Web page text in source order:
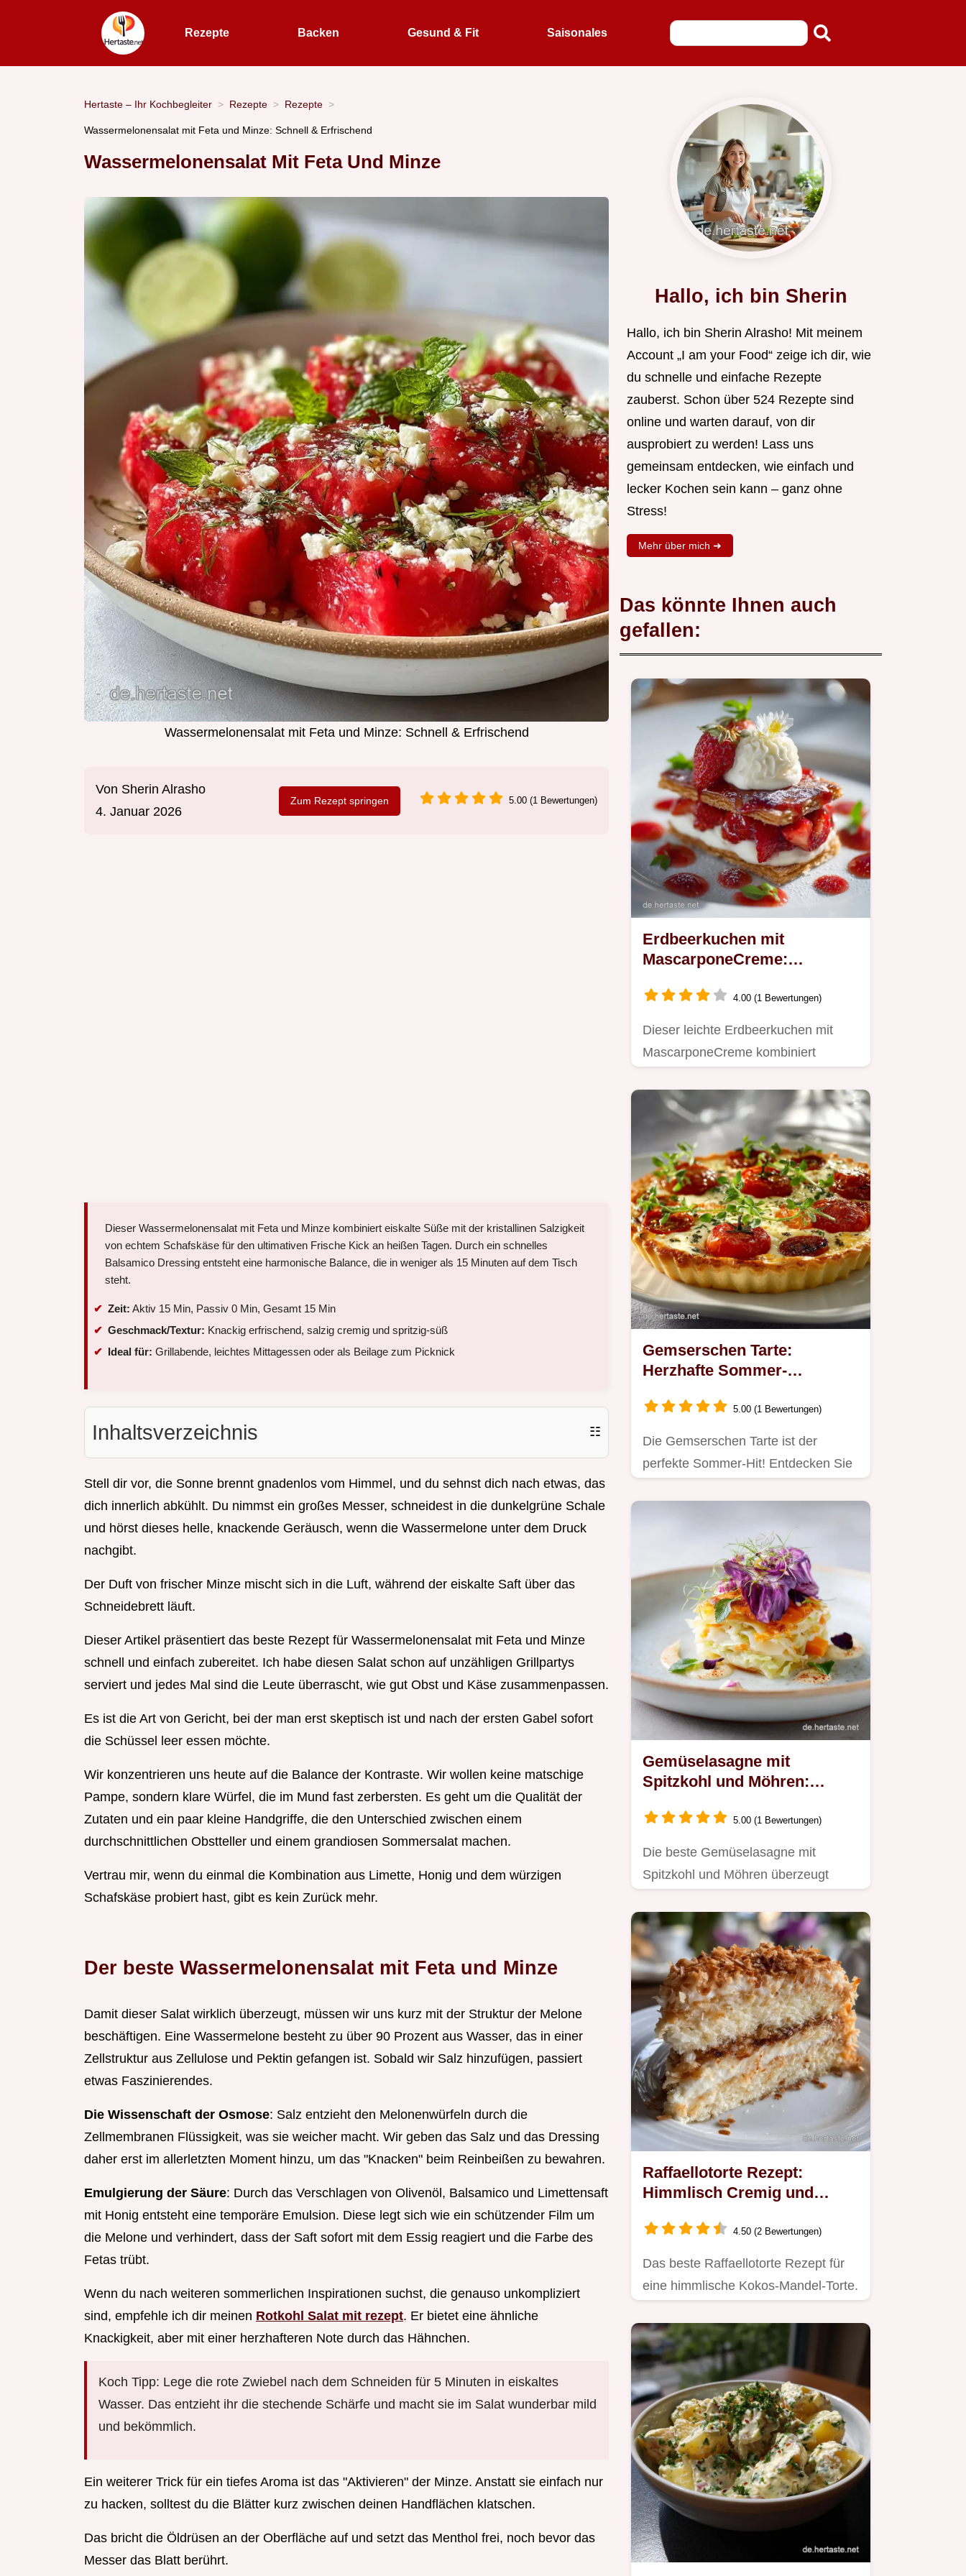
Rezepte Backen Gesund & Fit Saisonales
Hertaste – Ihr Kochbegleiter Rezepte Rezepte
Wassermelonensalat mit Feta und Minze: Schnell & Erfrischend
Wassermelonensalat Mit Feta Und Minze
Wassermelonensalat mit Feta und Minze: Schnell & Erfrischend
Von Sherin Alrasho
4. Januar 2026
Zum Rezept springen 5.00 (1 Bewertungen)
Dieser Wassermelonensalat mit Feta und Minze kombiniert eiskalte Süße mit der kristallinen Salzigkeit
von echtem Schafskäse für den ultimativen Frische Kick an heißen Tagen. Durch ein schnelles
Balsamico Dressing entsteht eine harmonische Balance, die in weniger als 15 Minuten auf dem Tisch
steht.
Zeit: Aktiv 15 Min, Passiv 0 Min, Gesamt 15 Min
Geschmack/Textur: Knackig erfrischend, salzig cremig und spritzig-süß
Ideal für: Grillabende, leichtes Mittagessen oder als Beilage zum Picknick
Inhaltsverzeichnis ☷
Stell dir vor, die Sonne brennt gnadenlos vom Himmel, und du sehnst dich nach etwas, das
dich innerlich abkühlt. Du nimmst ein großes Messer, schneidest in die dunkelgrüne Schale
und hörst dieses helle, knackende Geräusch, wenn die Wassermelone unter dem Druck
nachgibt.
Der Duft von frischer Minze mischt sich in die Luft, während der eiskalte Saft über das
Schneidebrett läuft.
Dieser Artikel präsentiert das beste Rezept für Wassermelonensalat mit Feta und Minze
schnell und einfach zubereitet. Ich habe diesen Salat schon auf unzähligen Grillpartys
serviert und jedes Mal sind die Leute überrascht, wie gut Obst und Käse zusammenpassen.
Es ist die Art von Gericht, bei der man erst skeptisch ist und nach der ersten Gabel sofort
die Schüssel leer essen möchte.
Wir konzentrieren uns heute auf die Balance der Kontraste. Wir wollen keine matschige
Pampe, sondern klare Würfel, die im Mund fast zerbersten. Es geht um die Qualität der
Zutaten und ein paar kleine Handgriffe, die den Unterschied zwischen einem
durchschnittlichen Obstteller und einem grandiosen Sommersalat machen.
Vertrau mir, wenn du einmal die Kombination aus Limette, Honig und dem würzigen
Schafskäse probiert hast, gibt es kein Zurück mehr.
Der beste Wassermelonensalat mit Feta und Minze
Damit dieser Salat wirklich überzeugt, müssen wir uns kurz mit der Struktur der Melone
beschäftigen. Eine Wassermelone besteht zu über 90 Prozent aus Wasser, das in einer
Zellstruktur aus Zellulose und Pektin gefangen ist. Sobald wir Salz hinzufügen, passiert
etwas Faszinierendes.
Die Wissenschaft der Osmose: Salz entzieht den Melonenwürfeln durch die
Zellmembranen Flüssigkeit, was sie weicher macht. Wir geben das Salz und das Dressing
daher erst im allerletzten Moment hinzu, um das "Knacken" beim Reinbeißen zu bewahren.
Emulgierung der Säure: Durch das Verschlagen von Olivenöl, Balsamico und Limettensaft
mit Honig entsteht eine temporäre Emulsion. Diese legt sich wie ein schützender Film um
die Melone und verhindert, dass der Saft sofort mit dem Essig reagiert und die Farbe des
Fetas trübt.
Wenn du nach weiteren sommerlichen Inspirationen suchst, die genauso unkompliziert
sind, empfehle ich dir meinen Rotkohl Salat mit rezept. Er bietet eine ähnliche
Knackigkeit, aber mit einer herzhafteren Note durch das Hähnchen.
Koch Tipp: Lege die rote Zwiebel nach dem Schneiden für 5 Minuten in eiskaltes
Wasser. Das entzieht ihr die stechende Schärfe und macht sie im Salat wunderbar mild
und bekömmlich.
Ein weiterer Trick für ein tiefes Aroma ist das "Aktivieren" der Minze. Anstatt sie einfach nur
zu hacken, solltest du die Blätter kurz zwischen deinen Handflächen klatschen.
Das bricht die Öldrüsen an der Oberfläche auf und setzt das Menthol frei, noch bevor das
Messer das Blatt berührt.
Hallo, ich bin Sherin
Hallo, ich bin Sherin Alrasho! Mit meinem
Account „I am your Food“ zeige ich dir, wie
du schnelle und einfache Rezepte
zauberst. Schon über 524 Rezepte sind
online und warten darauf, von dir
ausprobiert zu werden! Lass uns
gemeinsam entdecken, wie einfach und
lecker Kochen sein kann – ganz ohne
Stress!
Mehr über mich ➜
Das könnte Ihnen auch
gefallen:
Erdbeerkuchen mit
MascarponeCreme:
4.00 (1 Bewertungen)
Dieser leichte Erdbeerkuchen mit
MascarponeCreme kombiniert
luftigen…
Gemserschen Tarte:
Herzhafte Sommer-
Käse
5.00 (1 Bewertungen)
Die Gemserschen Tarte ist der
perfekte Sommer-Hit! Entdecken Sie
Gemüselasagne mit
Spitzkohl und Möhren:
5.00 (1 Bewertungen)
Die beste Gemüselasagne mit
Spitzkohl und Möhren überzeugt
Raffaellotorte Rezept:
Himmlisch Cremig und
4.50 (2 Bewertungen)
Das beste Raffaellotorte Rezept für
eine himmlische Kokos-Mandel-Torte.